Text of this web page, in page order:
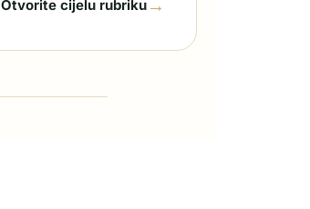
Otvorite cijelu rubriku →